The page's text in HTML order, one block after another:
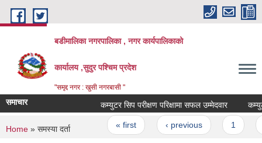
Skip to main content
बडीमालिका नगरपालिका , नगर कार्यपालिकाको
कार्यालय ,सुदुर पश्चिम प्रदेश
"समृद्द नगर : खुसी नगरबासी "
समाचार कम्युटर सिप परीक्षण परिक्षामा सफल उम्मेदवार
Pages
« first ‹ previous
You are here
Home » समस्या दर्ता